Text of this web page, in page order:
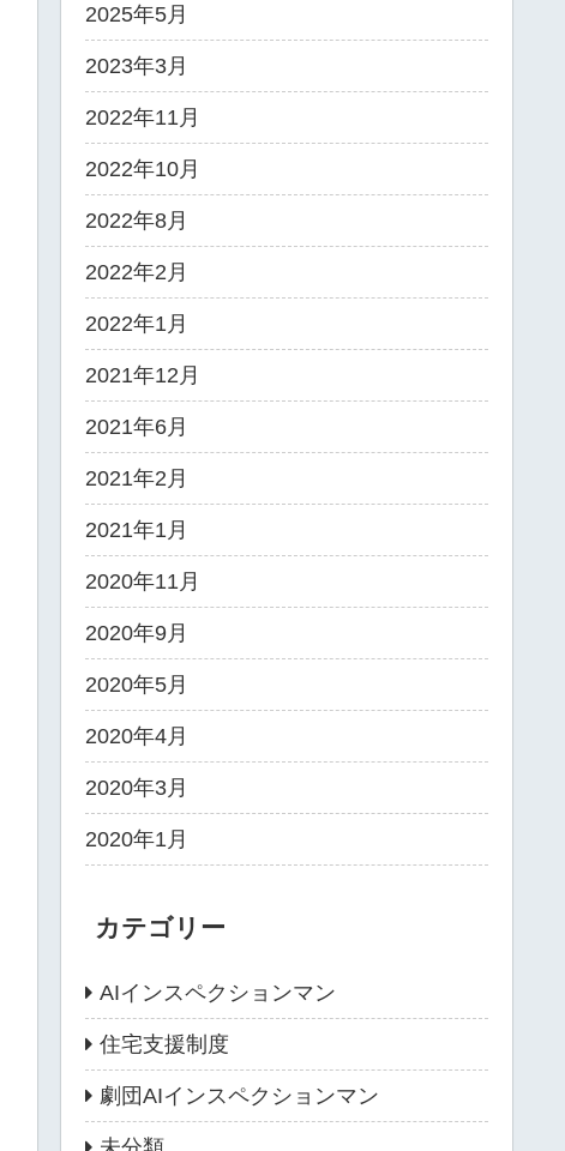
2025年5月
2023年3月
2022年11月
2022年10月
2022年8月
2022年2月
2022年1月
2021年12月
2021年6月
2021年2月
2021年1月
2020年11月
2020年9月
2020年5月
2020年4月
2020年3月
2020年1月
カテゴリー
AIインスペクションマン
住宅支援制度
劇団AIインスペクションマン